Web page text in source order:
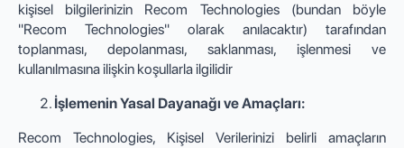
kişisel bilgilerinizin Recom Technologies (bundan böyle
"Recom Technologies" olarak anılacaktır) tarafından
toplanması, depolanması, saklanması, işlenmesi ve
kullanılmasına ilişkin koşullarla ilgilidir
İşlemenin Yasal Dayanağı ve Amaçları:
Recom Technologies, Kişisel Verilerinizi belirli amaçların